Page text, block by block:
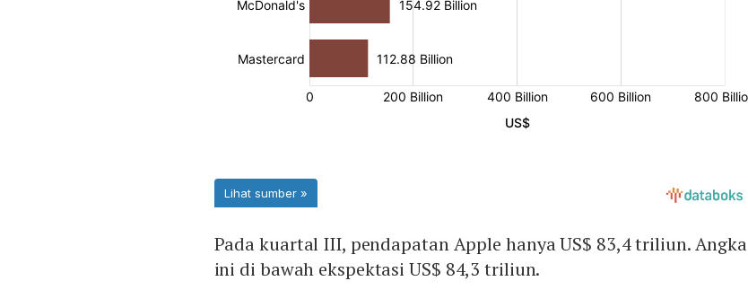
Pada kuartal III, pendapatan Apple hanya US$ 83,4 triliun. Angka
ini di bawah ekspektasi US$ 84,3 triliun.